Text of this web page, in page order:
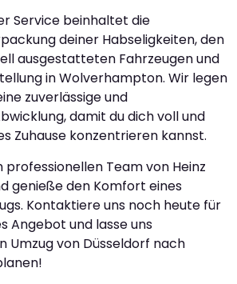
Service beinhaltet die
deiner Habseligkeiten, den
ausgestatteten Fahrzeugen und
in Wolverhampton. Wir legen
zuverlässige und
damit du dich voll und
Zuhause konzentrieren kannst.
Team von Heinz
genieße den Komfort eines
Kontaktiere uns noch heute für
Angebot und lasse uns
Umzug von Düsseldorf nach